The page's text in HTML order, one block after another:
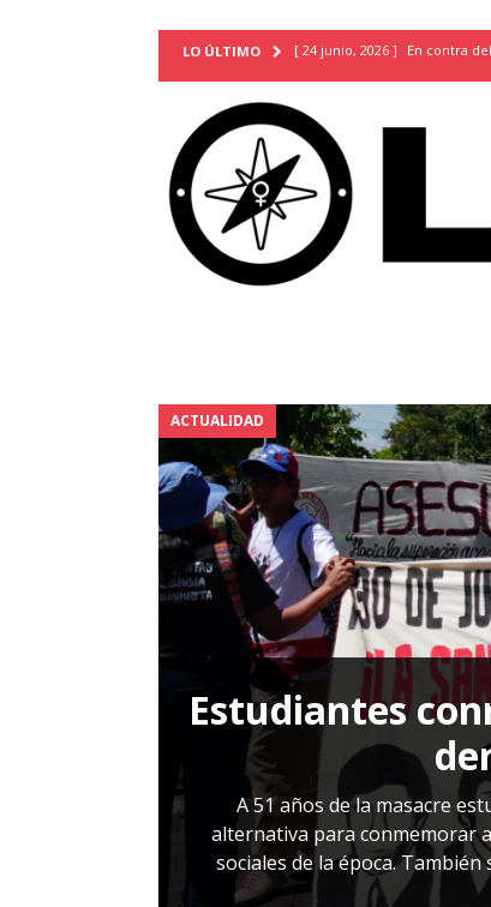
LO ÚLTIMO [ 24 junio, 2026 ] En contra
TERRITORIO
[ 21 febrero, 2026 ] Cuando
INVESTIGACIONES
[ 31 julio, 2026 ] Estudiantes
Piden
[ 28 julio, 2026 ] ARENA y
ACTUALIDAD
[ 24 julio, 2026 ] A María
[ 28 julio, 2026 ] Más allá de
ACTUALIDAD
Estudiantes
A 51 años de la masacre
alternativa para conmemorar
sociales de la época.